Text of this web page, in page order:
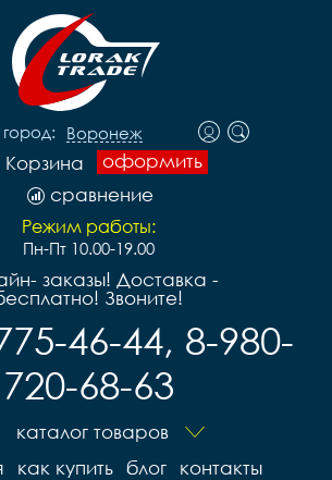
Воронеж
оформить
Корзина
сравнение
Режим работы:
Пн-Пт 10.00-19.00
заказы! Доставка -
Звоните!
46-44, 8-980-
720-68-63
каталог товаров
контакты
блог
как купить